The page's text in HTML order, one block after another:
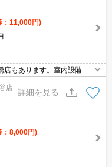
：11,000円)
店もあります。室内設備は
ターホンなどを備え付けて
物件にはエレベーターが付
店
詳細を見る
：8,000円)